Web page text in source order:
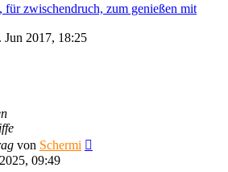
für zwischendruch, zum genießen mit
Jun 2017, 18:25
von Schermi
09:49